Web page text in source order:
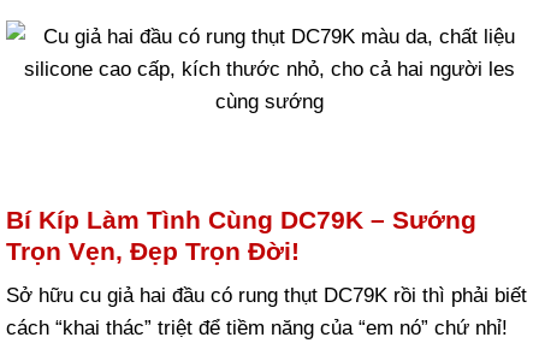
Bí Kíp Làm Tình Cùng DC79K – Sướng
Trọn Vẹn, Đẹp Trọn Đời!
Sở hữu cu giả hai đầu có rung thụt DC79K rồi thì phải biết
cách “khai thác” triệt để tiềm năng của “em nó” chứ nhỉ!